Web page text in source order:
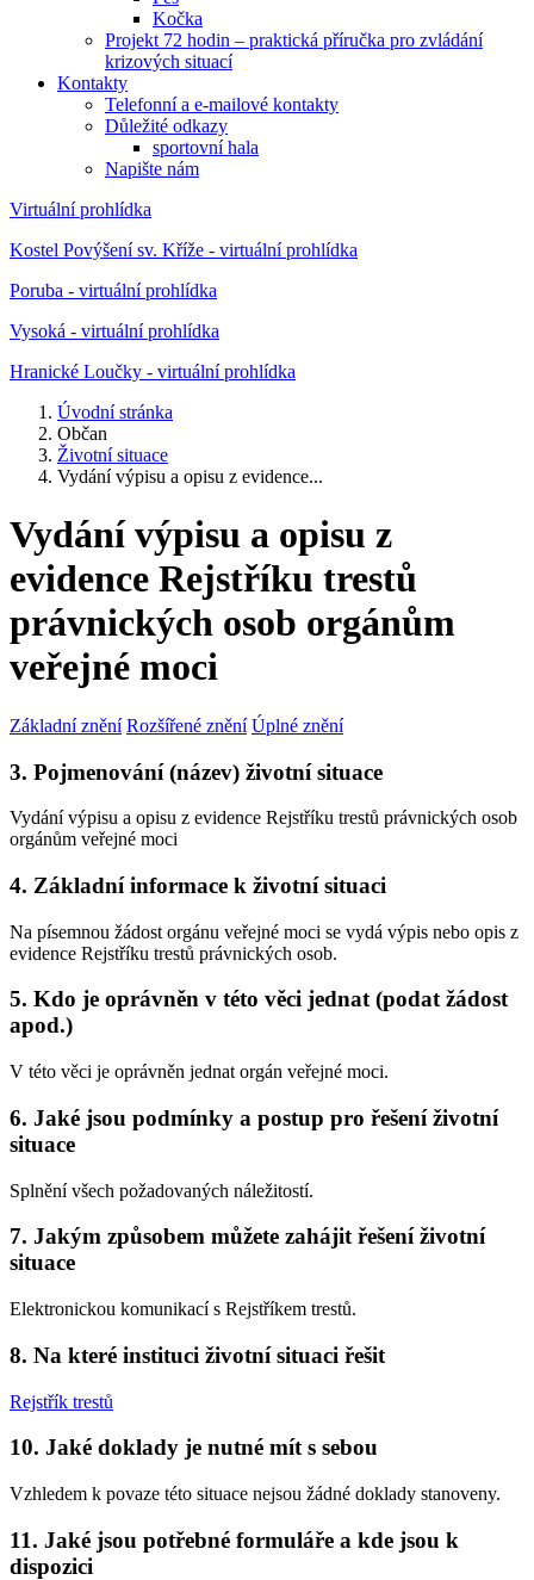
Kočka
Projekt 72 hodin – praktická příručka pro zvládání
krizových situací
Kontakty
Telefonní a e-mailové kontakty
Důležité odkazy
sportovní hala
Napište nám
Virtuální prohlídka
Kostel Povýšení sv. Kříže - virtuální prohlídka
Poruba - virtuální prohlídka
Vysoká - virtuální prohlídka
Hranické Loučky - virtuální prohlídka
Úvodní stránka
Občan
Životní situace
Vydání výpisu a opisu z evidence...
Vydání výpisu a opisu z
evidence Rejstříku trestů
právnických osob orgánům
veřejné moci
Základní znění Rozšířené znění Úplné znění
3. Pojmenování (název) životní situace
Vydání výpisu a opisu z evidence Rejstříku trestů právnických osob
orgánům veřejné moci
4. Základní informace k životní situaci
Na písemnou žádost orgánu veřejné moci se vydá výpis nebo opis z
evidence Rejstříku trestů právnických osob.
5. Kdo je oprávněn v této věci jednat (podat žádost
apod.)
V této věci je oprávněn jednat orgán veřejné moci.
6. Jaké jsou podmínky a postup pro řešení životní
situace
Splnění všech požadovaných náležitostí.
7. Jakým způsobem můžete zahájit řešení životní
situace
Elektronickou komunikací s Rejstříkem trestů.
8. Na které instituci životní situaci řešit
Rejstřík trestů
10. Jaké doklady je nutné mít s sebou
Vzhledem k povaze této situace nejsou žádné doklady stanoveny.
11. Jaké jsou potřebné formuláře a kde jsou k
dispozici